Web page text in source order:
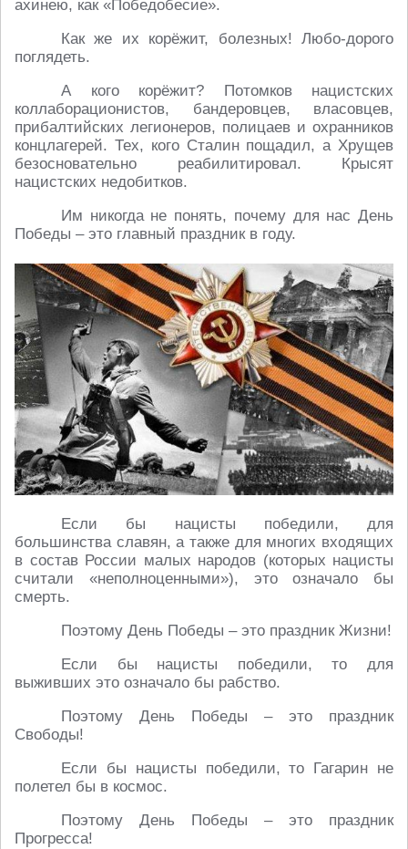
ахинею, как «Победобесие».
Как же их корёжит, болезных! Любо-дорого
поглядеть.
А кого корёжит? Потомков нацистских
коллаборационистов, бандеровцев, власовцев,
прибалтийских легионеров, полицаев и охранников
концлагерей. Тех, кого Сталин пощадил, а Хрущев
безосновательно реабилитировал. Крысят
нацистских недобитков.
Им никогда не понять, почему для нас День
Победы – это главный праздник в году.
Если бы нацисты победили, для
большинства славян, а также для многих входящих
в состав России малых народов (которых нацисты
считали «неполноценными»), это означало бы
смерть.
Поэтому День Победы – это праздник Жизни!
Если бы нацисты победили, то для
выживших это означало бы рабство.
Поэтому День Победы – это праздник
Свободы!
Если бы нацисты победили, то Гагарин не
полетел бы в космос.
Поэтому День Победы – это праздник
Прогресса!